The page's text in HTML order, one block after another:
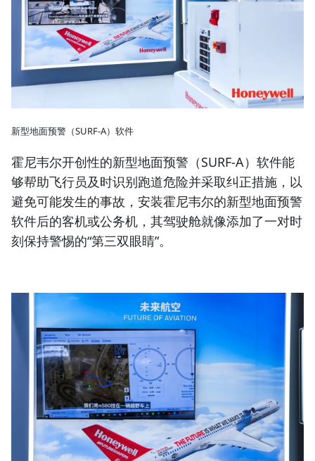
新型地面预警（SURF-A）软件
霍尼韦尔开创性的新型地面预警（SURF-A）软件能
够帮助飞行员及时识别跑道危险并采取纠正措施，以
避免可能发生的事故，安装霍尼韦尔的新型地面预警
软件后的客机或公务机，其驾驶舱就像添加了一对时
刻保持警惕的“第三双眼睛”。